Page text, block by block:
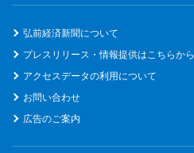
弘前経済新聞について
プレスリリース・情報提供はこちらから
アクセスデータの利用について
お問い合わせ
広告のご案内